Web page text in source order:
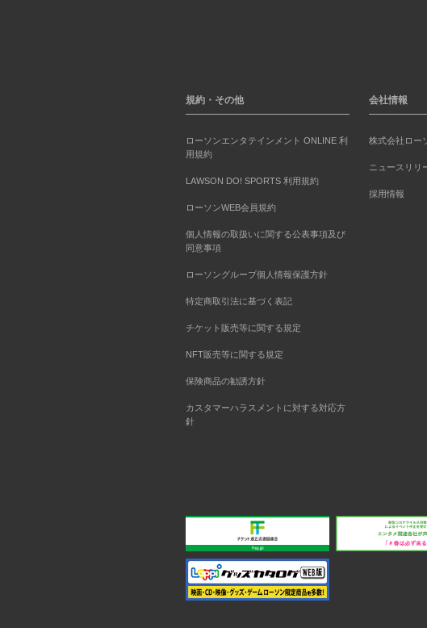
規約・その他
ローソンエンタテインメント ONLINE 利
用規約
LAWSON DO! SPORTS 利用規約
ローソンWEB会員規約
個人情報の取扱いに関する公表事項及び
同意事項
ローソングループ個人情報保護方針
特定商取引法に基づく表記
チケット販売等に関する規定
NFT販売等に関する規定
保険商品の勧誘方針
カスタマーハラスメントに対する対応方
針
会社情報
株式会社ロー
ニュースリリ
採用情報